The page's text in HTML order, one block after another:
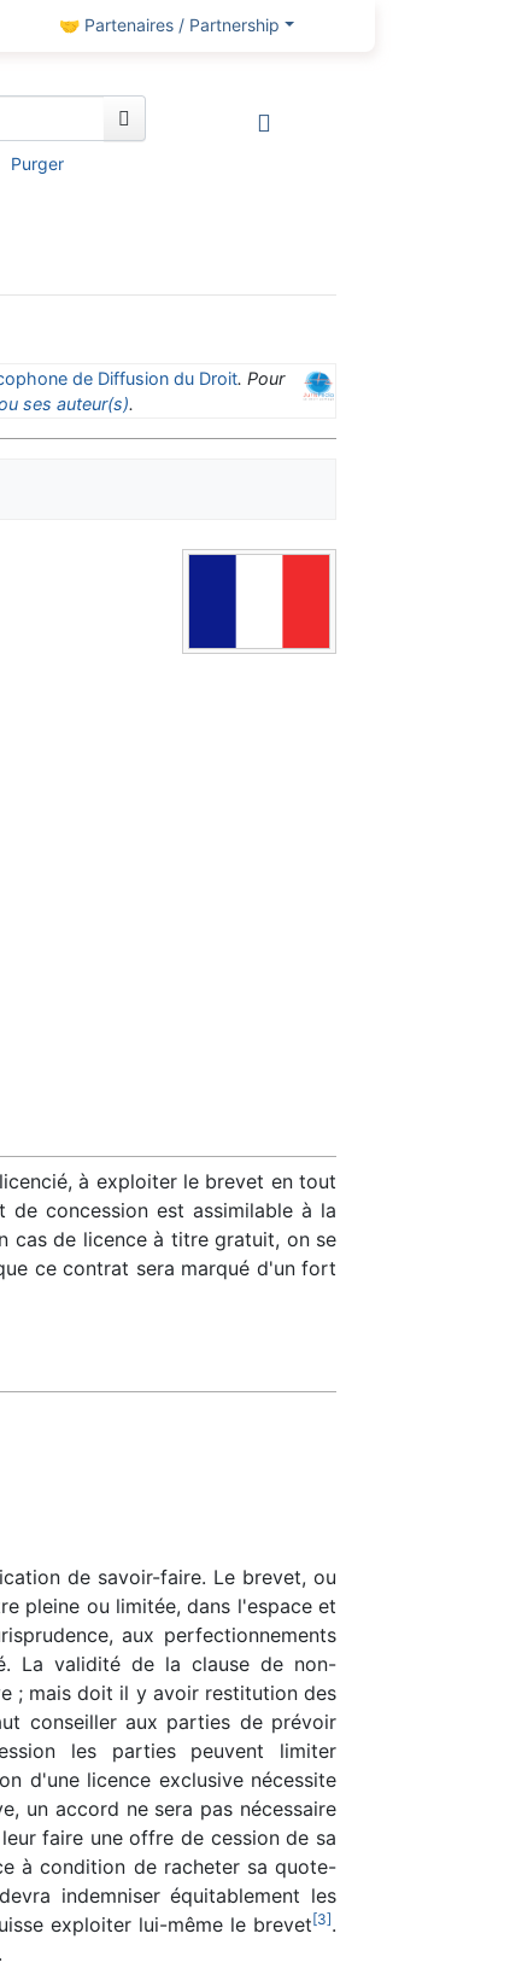
🤝 Partenaires / Partnership
Purger
de Diffusion du Droit. Pour
ses auteur(s).
à exploiter le brevet en tout
concession est assimilable à la
cas de licence à titre gratuit, on se
ce contrat sera marqué d'un fort
de savoir-faire. Le brevet, ou
pleine ou limitée, dans l'espace et
aux perfectionnements
La validité de la clause de non-
; mais doit il y avoir restitution des
conseiller aux parties de prévoir
les parties peuvent limiter
d'une licence exclusive nécessite
un accord ne sera pas nécessaire
faire une offre de cession de sa
à condition de racheter sa quote-
indemniser équitablement les
exploiter lui-même le brevet[3].